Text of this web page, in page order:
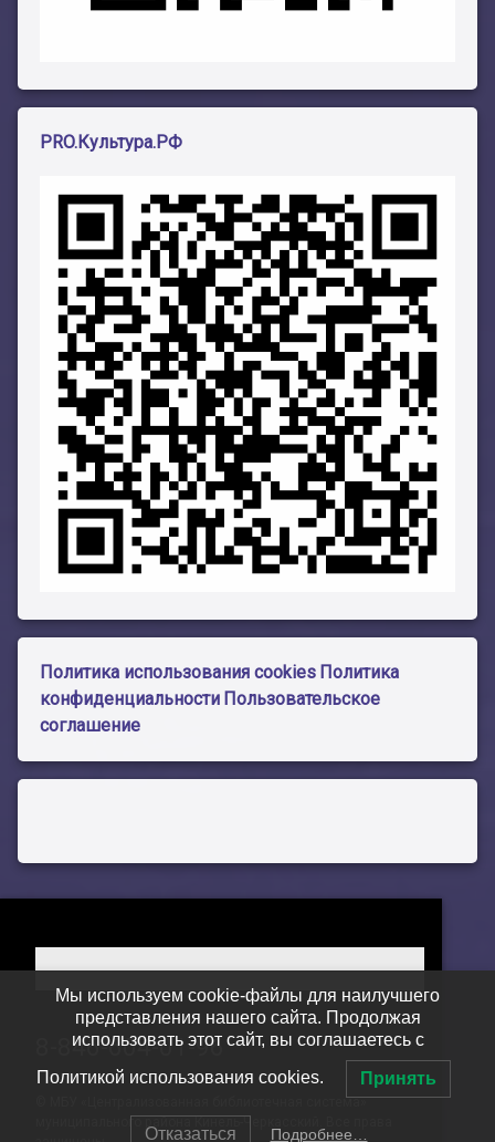
PRO.Культура.РФ
Политика использования cookies Политика
конфиденциальности Пользовательское
соглашение
Тел:
8-846-604-01-96
© МБУ «Централизованная библиотечная система»
муниципального района Кинель-Черкасский. Все права
Мы используем cookie-файлы для наилучшего
представления нашего сайта. Продолжая
использовать этот сайт, вы соглашаетесь с
Политикой использования cookies. Принять
Отказаться Подробнее…